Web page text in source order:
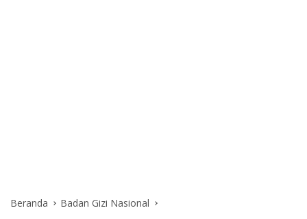
Beranda Badan Gizi Nasional